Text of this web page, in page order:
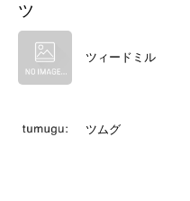
ツ
ツィードミル
ツムグ